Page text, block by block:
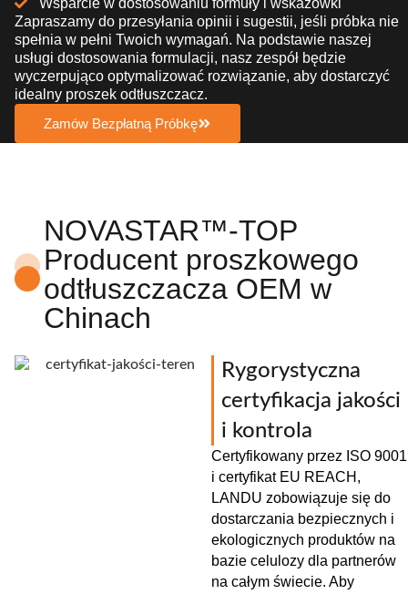
Wsparcie w dostosowaniu formuły i wskazówki
Zapraszamy do przesyłania opinii i sugestii, jeśli próbka nie
spełnia w pełni Twoich wymagań. Na podstawie naszej
usługi dostosowania formulacji, nasz zespół będzie
wyczerpująco optymalizować rozwiązanie, aby dostarczyć
idealny proszek odtłuszczacz.
Zamów Bezpłatną Próbkę
NOVASTAR™-TOP
Producent proszkowego
odtłuszczacza OEM w
Chinach
Rygorystyczna
certyfikacja jakości
i kontrola
Certyfikowany przez ISO 9001
i certyfikat EU REACH,
LANDU zobowiązuje się do
dostarczania bezpiecznych i
ekologicznych produktów na
bazie celulozy dla partnerów
na całym świecie. Aby